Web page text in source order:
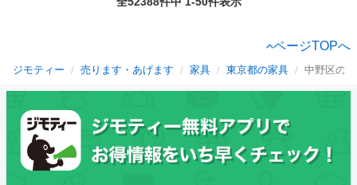
ページTOPへ
ジモティー 売ります・あげます 家具 東京都の家具 中野区の